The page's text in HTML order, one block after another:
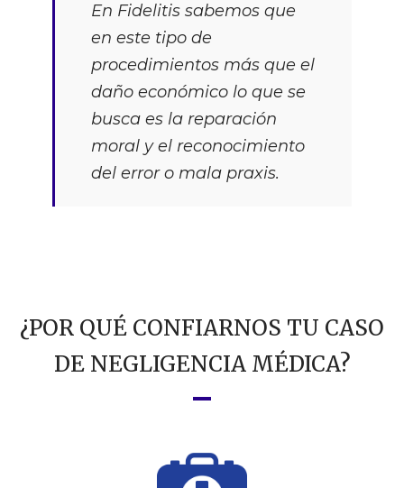
En Fidelitis sabemos que
en este tipo de
procedimientos más que el
daño económico lo que se
busca es la reparación
moral y el reconocimiento
del error o mala praxis.
¿POR QUÉ CONFIARNOS TU CASO
DE NEGLIGENCIA MÉDICA?